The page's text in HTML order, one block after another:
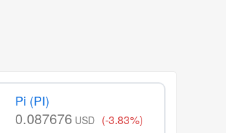
Pi (PI)
0.087676 USD (-3.83%)